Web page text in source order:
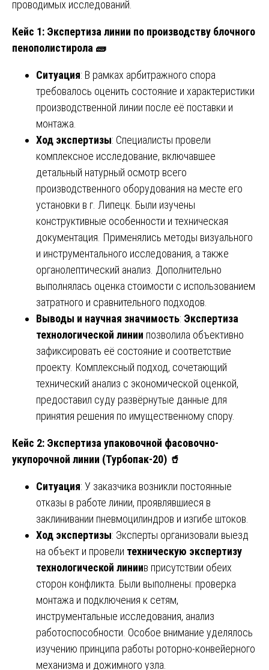
проводимых исследований.
Кейс 1: Экспертиза линии по производству блочного
пенополистирола 🧱
Ситуация: В рамках арбитражного спора
требовалось оценить состояние и характеристики
производственной линии после её поставки и
монтажа.
Ход экспертизы: Специалисты провели
комплексное исследование, включавшее
детальный натурный осмотр всего
производственного оборудования на месте его
установки в г. Липецк. Были изучены
конструктивные особенности и техническая
документация. Применялись методы визуального
и инструментального исследования, а также
органолептический анализ. Дополнительно
выполнялась оценка стоимости с использованием
затратного и сравнительного подходов.
Выводы и научная значимость: Экспертиза
технологической линии позволила объективно
зафиксировать её состояние и соответствие
проекту. Комплексный подход, сочетающий
технический анализ с экономической оценкой,
предоставил суду развёрнутые данные для
принятия решения по имущественному спору.
Кейс 2: Экспертиза упаковочной фасовочно-
укупорочной линии (Турбопак-20) 🥤
Ситуация: У заказчика возникли постоянные
отказы в работе линии, проявлявшиеся в
заклинивании пневмоцилиндров и изгибе штоков.
Ход экспертизы: Эксперты организовали выезд
на объект и провели техническую экспертизу
технологической линиив присутствии обеих
сторон конфликта. Были выполнены: проверка
монтажа и подключения к сетям,
инструментальные исследования, анализ
работоспособности. Особое внимание уделялось
изучению принципа работы роторно-конвейерного
механизма и дожимного узла.